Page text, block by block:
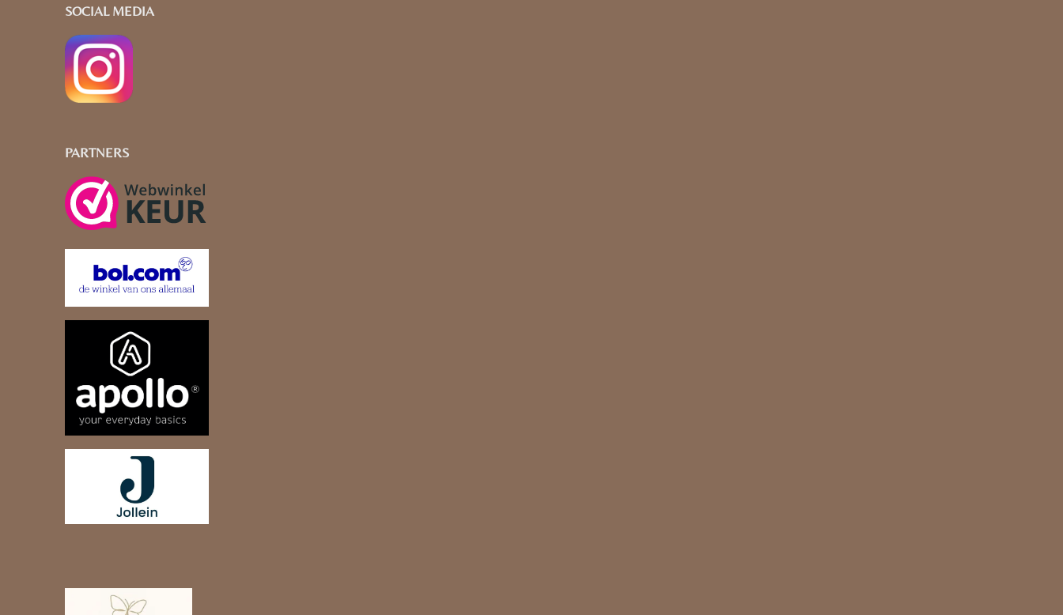
SOCIAL MEDIA
PARTNERS